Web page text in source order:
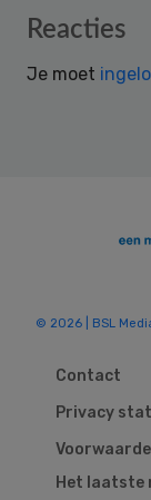
Reader
Reacties
Je moet
© 2026 | BSL
Contact
Privacy
Het laatste